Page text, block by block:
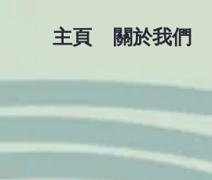
主頁 關於我們